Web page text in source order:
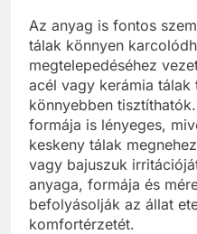
Az anyag is fontos
tálak könnyen
megtelepedéséhez
acél vagy kerámia tálak
könnyebben
formája is lényeges,
keskeny tálak
vagy bajuszuk
anyaga, formája és
befolyásolják az állat
komfortérzetét.